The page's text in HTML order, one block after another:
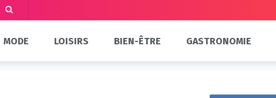
MODE LOISIRS BIEN-ÊTRE GASTRONOMIE